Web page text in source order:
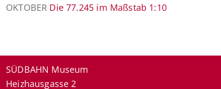
OKTOBER Die 77.245 im Maßstab 1:10
SÜDBAHN Museum
Heizhausgasse 2